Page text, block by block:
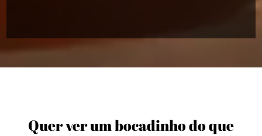
Quer ver um bocadinho do que